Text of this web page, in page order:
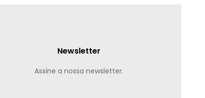
Newsletter
Assine a nossa newsletter.